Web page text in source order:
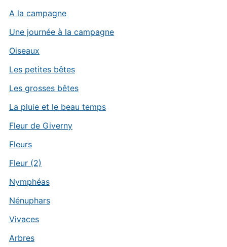
A la campagne
Une journée à la campagne
Oiseaux
Les petites bêtes
Les grosses bêtes
La pluie et le beau temps
Fleur de Giverny
Fleurs
Fleur (2)
Nymphéas
Nénuphars
Vivaces
Arbres